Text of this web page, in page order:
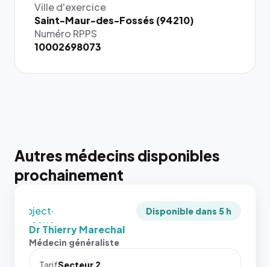
Ville d'exercice
Saint-Maur-des-Fossés (94210)
Numéro RPPS
10002698073
Autres médecins disponibles
prochainement
{# 40×40
: la taille
rendue par
`.profile-
puisque la
photo est
recadrée
`object-
fit: cover`.
Sans ces
Disponible dans 5 h
Dr Thierry Marechal
Médecin généraliste
TarifSecteur 2